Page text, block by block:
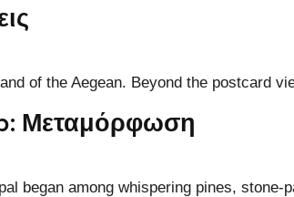
of the Aegean. Beyond the postcard
Μεταμόρφωση
began among whispering pines,